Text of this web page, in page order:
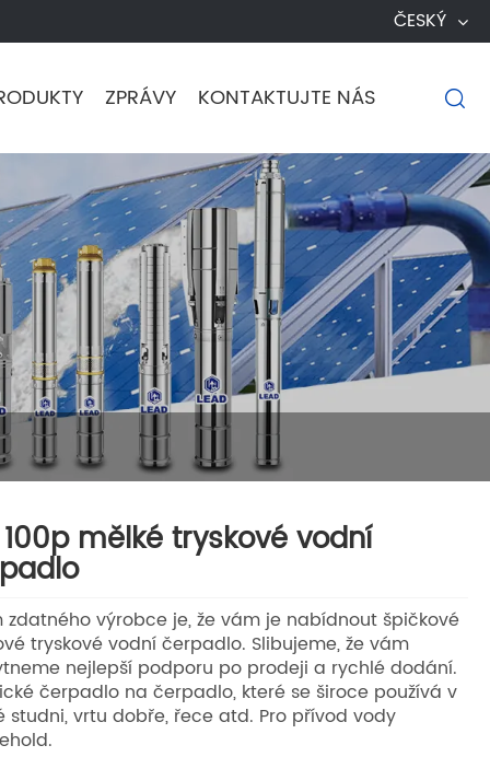
ČESKÝ
ZPRÁVY KONTAKTUJTE NÁS 
mělké tryskové vodní
zdatného výrobce je, že vám je nabídnout špičkové
tryskové vodní čerpadlo. Slibujeme, že vám
nejlepší podporu po prodeji a rychlé dodání.
čerpadlo na čerpadlo, které se široce používá v
studni, vrtu dobře, řece atd. Pro přívod vody